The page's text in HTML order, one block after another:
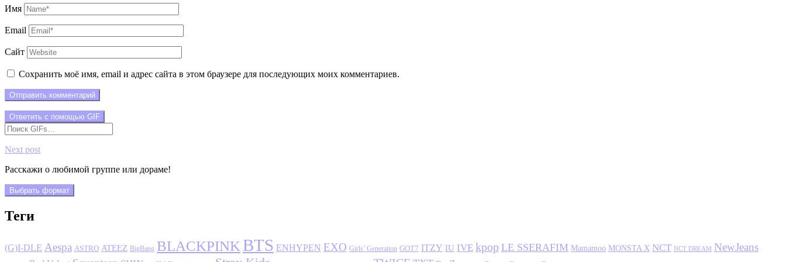
Имя
Email
Сайт
Сохранить моё имя, email и адрес сайта в этом браузере для последующих моих комментариев.
Отправить комментарий
Ответить с помощью GIF
Next post
Расскажи о любимой группе или дораме!
Выбрать формат
Теги
(G)I-DLE Aespa ASTRO ATEEZ BigBang BLACKPINK BTS ENHYPEN EXO Girls’ Generation GOT7 ITZY IU IVE kpop LE SSERAFIM Mamamoo MONSTA X NCT NCT DREAM NewJeans